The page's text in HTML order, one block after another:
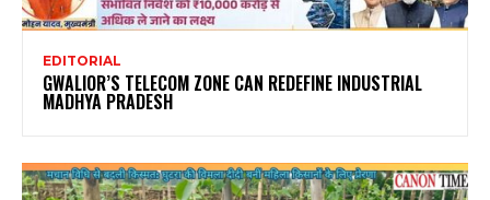
EDITORIAL
GWALIOR’S TELECOM ZONE CAN REDEFINE INDUSTRIAL
MADHYA PRADESH